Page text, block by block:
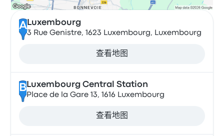
A Luxembourg
3 Rue Genistre, 1623 Luxembourg, Luxembourg
查看地图
B Luxembourg Central Station
Place de la Gare 13, 1616 Luxembourg
查看地图